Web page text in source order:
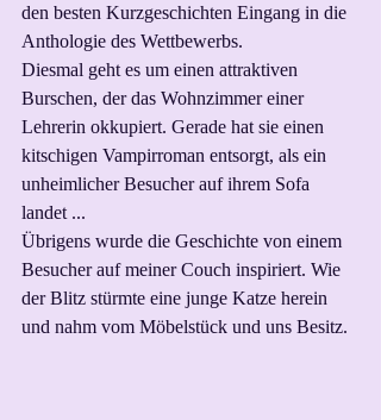
den besten Kurzgeschichten Eingang in die
Anthologie des Wettbewerbs.
Diesmal geht es um einen attraktiven
Burschen, der das Wohnzimmer einer
Lehrerin okkupiert. Gerade hat sie einen
kitschigen Vampirroman entsorgt, als ein
unheimlicher Besucher auf ihrem Sofa
landet ...
Übrigens wurde die Geschichte von einem
Besucher auf meiner Couch inspiriert. Wie
der Blitz stürmte eine junge Katze herein
und nahm vom Möbelstück und uns Besitz.